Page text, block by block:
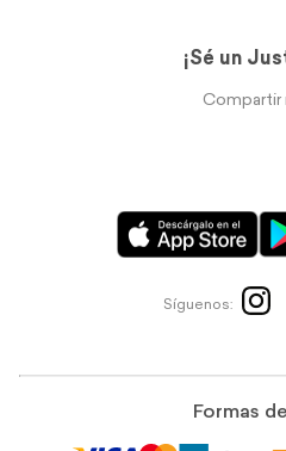
¡Sé un
Compartir
Síguenos:
Formas